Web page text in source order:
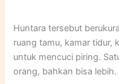
Huntara tersebut
ruang tamu, kamar tidur,
untuk mencuci piring.
orang, bahkan bisa lebih.